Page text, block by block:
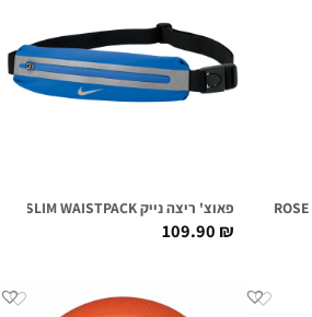
פאוצ' ריצה נייק NIKE SLIM WAISTPACK כחול
109.90₪